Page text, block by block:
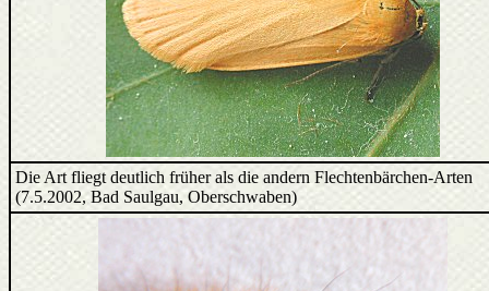
Die Art fliegt deutlich früher als die andern Flechtenbärchen-Arten
(7.5.2002, Bad Saulgau, Oberschwaben)